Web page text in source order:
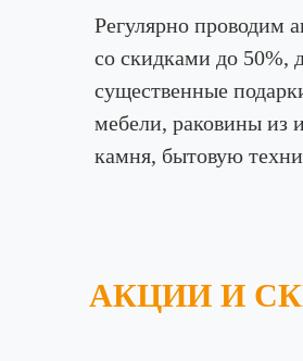
Регулярно проводим
со скидками до 50%,
существенные
мебели, раковины из
камня, бытовую
АКЦИИ И